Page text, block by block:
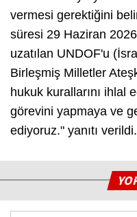
vermesi gerektiğini
süresi 29 Haziran
uzatılan UNDOF'u
Birleşmiş Milletler
hukuk kurallarını ihlal
görevini yapmaya ve
ediyoruz." yanıtı verildi.